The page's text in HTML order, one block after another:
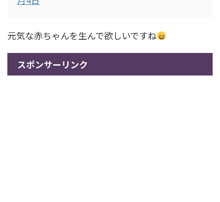
元気な赤ちゃんを生んで欲しいですね
スポンサーリンク